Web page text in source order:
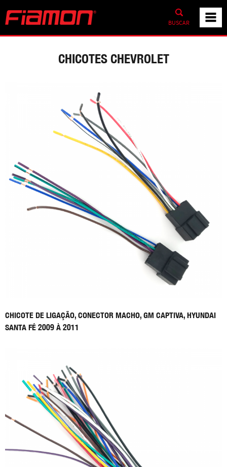
BUSCAR
CHICOTES CHEVROLET
CHICOTE DE LIGAÇÃO, CONECTOR MACHO, GM CAPTIVA, HYUNDAI
SANTA FÉ 2009 À 2011